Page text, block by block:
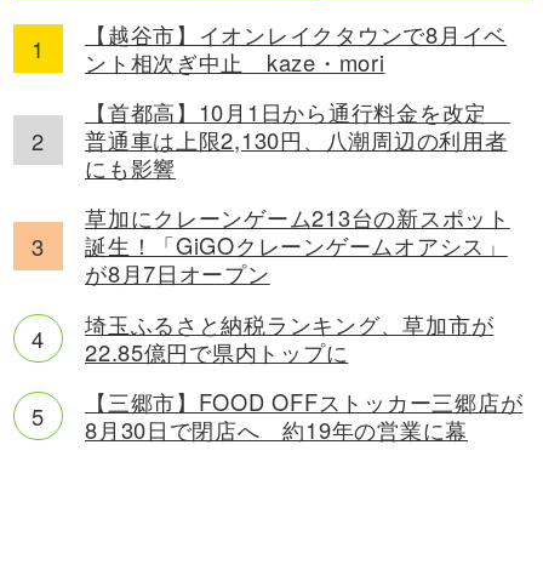
【越谷市】イオンレイクタウンで8月イベ
ント相次ぎ中止 kaze・mori
【首都高】10月1日から通行料金を改定
普通車は上限2,130円、八潮周辺の利用者
にも影響
草加にクレーンゲーム213台の新スポット
誕生！「GiGOクレーンゲームオアシス」
が8月7日オープン
埼玉ふるさと納税ランキング、草加市が
22.85億円で県内トップに
【三郷市】FOOD OFFストッカー三郷店が
8月30日で閉店へ 約19年の営業に幕